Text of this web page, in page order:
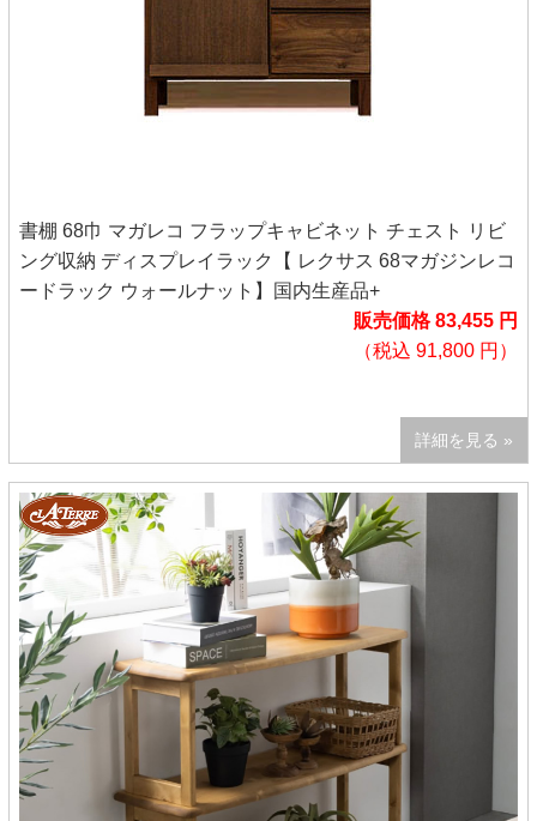
書棚 68巾 マガレコ フラップキャビネット チェスト リビ
ング収納 ディスプレイラック【 レクサス 68マガジンレコ
ードラック ウォールナット】国内生産品+
販売価格 83,455 円
（税込 91,800 円）
詳細を見る »